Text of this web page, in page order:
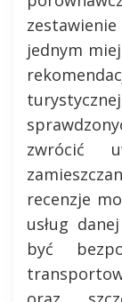
jednym
zwrócić
recenzje
usług
być